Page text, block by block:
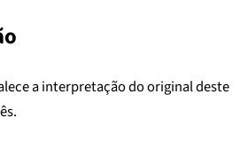
a interpretação do original deste